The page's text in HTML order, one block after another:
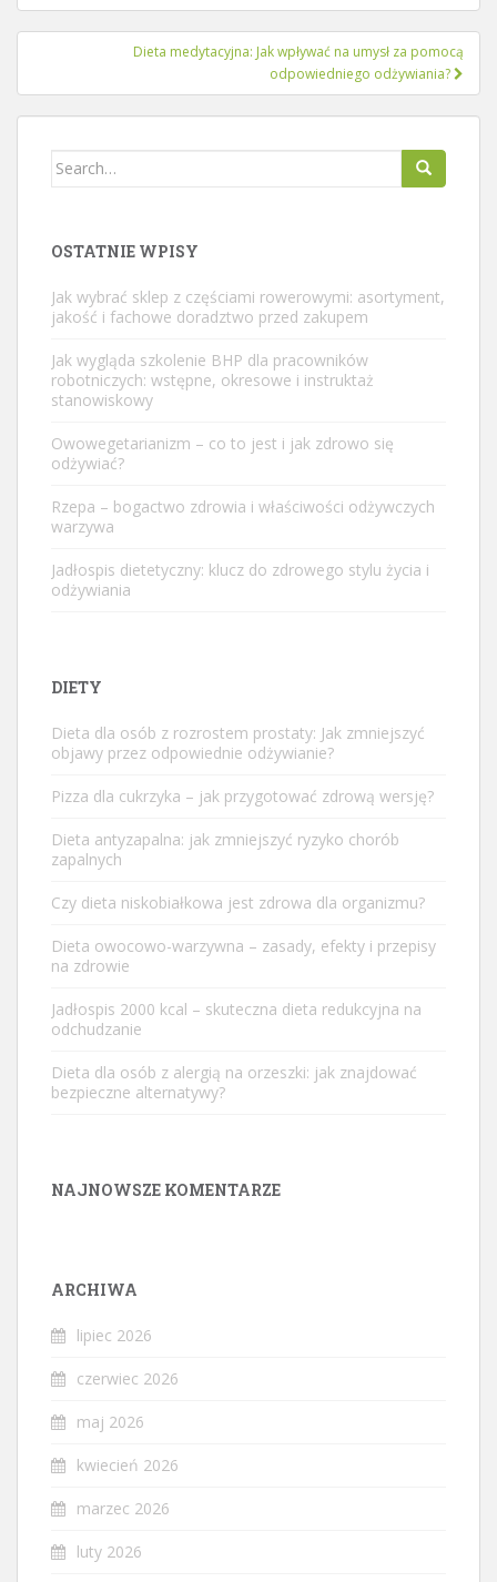
Dieta medytacyjna: Jak wpływać na umysł za pomocą
odpowiedniego odżywiania?
Search
OSTATNIE WPISY
Jak wybrać sklep z częściami rowerowymi: asortyment,
jakość i fachowe doradztwo przed zakupem
Jak wygląda szkolenie BHP dla pracowników
robotniczych: wstępne, okresowe i instruktaż
stanowiskowy
Owowegetarianizm – co to jest i jak zdrowo się
odżywiać?
Rzepa – bogactwo zdrowia i właściwości odżywczych
warzywa
Jadłospis dietetyczny: klucz do zdrowego stylu życia i
odżywiania
DIETY
Dieta dla osób z rozrostem prostaty: Jak zmniejszyć
objawy przez odpowiednie odżywianie?
Pizza dla cukrzyka – jak przygotować zdrową wersję?
Dieta antyzapalna: jak zmniejszyć ryzyko chorób
zapalnych
Czy dieta niskobiałkowa jest zdrowa dla organizmu?
Dieta owocowo-warzywna – zasady, efekty i przepisy
na zdrowie
Jadłospis 2000 kcal – skuteczna dieta redukcyjna na
odchudzanie
Dieta dla osób z alergią na orzeszki: jak znajdować
bezpieczne alternatywy?
NAJNOWSZE KOMENTARZE
ARCHIWA
lipiec 2026
czerwiec 2026
maj 2026
kwiecień 2026
marzec 2026
luty 2026